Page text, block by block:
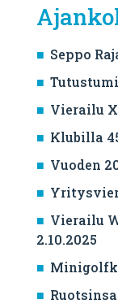
Seppo
Vierailu
Klubilla
Vuoden
Vierailu
2.10.2025